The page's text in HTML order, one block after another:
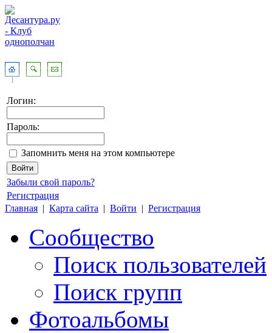
Логин:
Пароль:
Запомнить меня на этом компьютере
Забыли свой пароль?
Регистрация
Главная | Карта сайта | Войти | Регистрация
Сообщество
Поиск пользователей
Поиск групп
Фотоальбомы